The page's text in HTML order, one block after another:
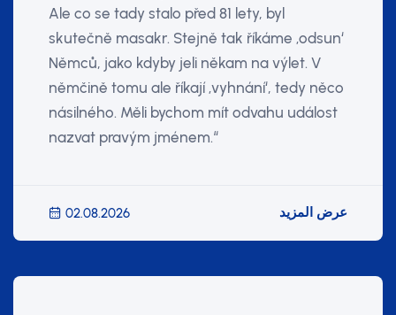
Ale co se tady stalo před 81 lety, byl
skutečně masakr. Stejně tak říkáme ‚odsun‘
Němců, jako kdyby jeli někam na výlet. V
němčině tomu ale říkají ‚vyhnání‘, tedy něco
násilného. Měli bychom mít odvahu událost
nazvat pravým jménem.“
02.08.2026 عرض المزيد